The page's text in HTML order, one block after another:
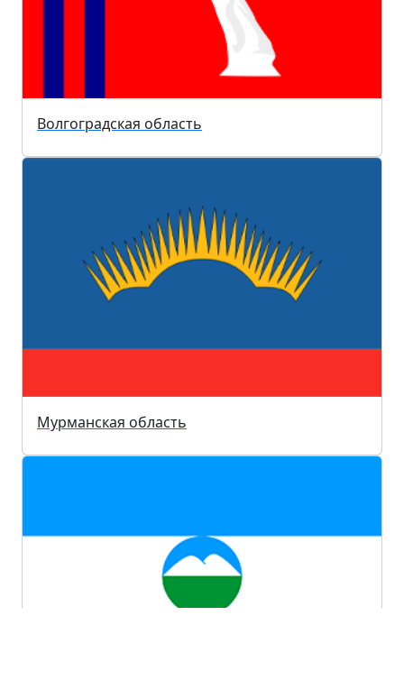
Волгоградская область
Мурманская область